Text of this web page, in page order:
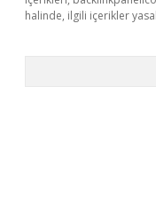
halinde, ilgili içerikler